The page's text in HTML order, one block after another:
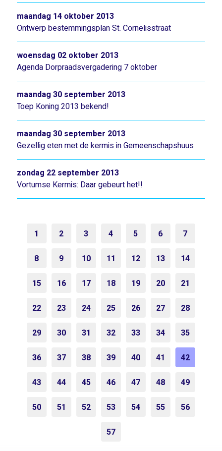
Ontwerp bestemmingsplan St. Cornelisstraat
maandag 14 oktober 2013
Agenda Dorpraadsvergadering 7 oktober
woensdag 02 oktober 2013
Toep Koning 2013 bekend!
maandag 30 september 2013
Gezellig eten met de kermis in Gemeenschapshuus
maandag 30 september 2013
Vortumse Kermis: Daar gebeurt het!!
zondag 22 september 2013
1 2 3 4 5 6 7
8 9 10 11 12 13 14
15 16 17 18 19 20 21
22 23 24 25 26 27 28
29 30 31 32 33 34 35
36 37 38 39 40 41 42
43 44 45 46 47 48 49
50 51 52 53 54 55 56
57